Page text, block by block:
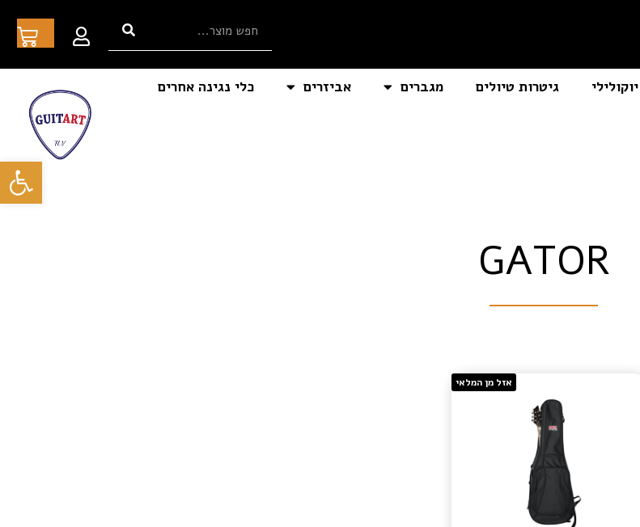
פתח
יוקולילי גיטרות טיולים מגברים אביזרים
כלי נגינה אחרים
GATOR
אזל מן המלאי